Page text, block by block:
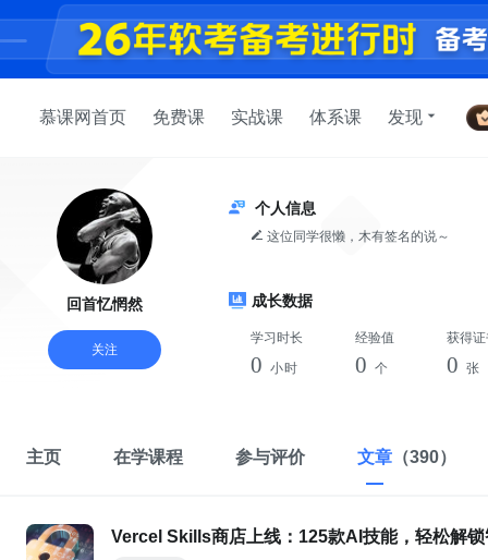
慕课网首页 免费课 实战课 体系课 发现
回首忆惘然
关注
个人信息
这位同学很懒，木有签名的说～
成长数据
学习时长
0 小时
经验值
0 个
获得
0 张
主页 在学课程 参与评价 文章 （390）
Vercel Skills商店上线：125款AI技能，轻松解锁